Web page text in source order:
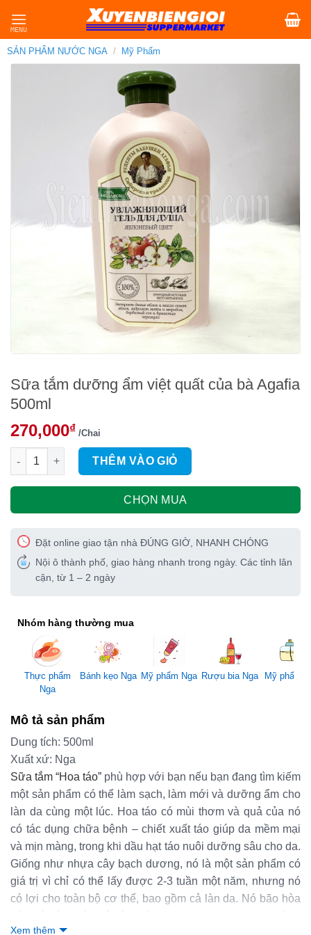
content
SẢN PHẨM NƯỚC NGA / Mỹ Phẩm
Sữa tắm dưỡng ẩm việt quất của bà Agafia
500ml
270,000₫ /Chai
Sữa tắm dưỡng ẩm việt quất của bà Agafia 500ml số lượng
THÊM VÀO GIỎ
CHỌN MUA
Đặt online giao tận nhà ĐÚNG GIỜ, NHANH CHÓNG
Nội ô thành phố, giao hàng nhanh trong ngày. Các tỉnh lân
cận, từ 1 – 2 ngày
Nhóm hàng thường mua
Thực phẩm
Nga
Bánh kẹo Nga Mỹ phẩm Nga Rượu bia Nga Mỹ phẩm
Mô tả sản phẩm
Dung tích: 500ml
Xuất xứ: Nga
Sữa tắm “Hoa táo” phù hợp với bạn nếu bạn đang tìm kiếm
một sản phẩm có thể làm sạch, làm mới và dưỡng ẩm cho
làn da cùng một lúc. Hoa táo có mùi thơm và quả của nó
có tác dụng chữa bệnh – chiết xuất táo giúp da mềm mại
và mịn màng, trong khi dầu hạt táo nuôi dưỡng sâu cho da.
Giống như nhựa cây bạch dương, nó là một sản phẩm có
giá trị vì chỉ có thể lấy được 2-3 tuần một năm, nhưng nó
có lợi cho toàn bộ cơ thể, bao gồm cả làn da. Nó bão hòa
Xem thêm